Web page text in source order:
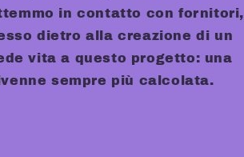
in contatto con fornitori,
dietro alla creazione di un
vita a questo progetto: una
sempre più calcolata.